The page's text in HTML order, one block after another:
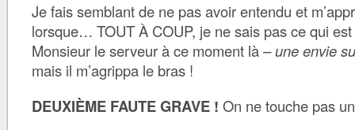
Je fais semblant de ne pas avoir entendu et
lorsque… TOUT À COUP, je ne sais pas ce qui
Monsieur le serveur à ce moment là– une envie
mais il m’agrippa le bras !
DEUXIÈME FAUTE GRAVE ! On ne touche pas